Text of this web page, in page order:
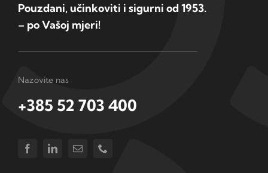
Pouzdani, učinkoviti i sigurni od 1953.
– po Vašoj mjeri!
Nazovite nas
+385 52 703 400